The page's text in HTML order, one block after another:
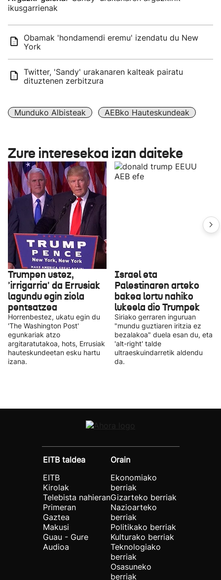
ikusgarrienak
Obamak 'hondamendi eremu' izendatu du New
York
Twitter, 'Sandy' urakanaren kalteak pairatu
dituztenen zerbitzura
Munduko Albisteak AEBko Hauteskundeak
Zure interesekoa izan daiteke
Trumpen ustez,
'irrigarria' da Errusiak
lagundu egin ziola
pentsatzea
Horrenbestez, ukatu egin du
'The Washington Post'
egunkariak atzo
argitaratutakoa, hots, Errusiak
hauteskundeetan esku hartu
izana.
Israel eta
Palestinaren arteko
bakea lortu nahiko
lukeela dio Trumpek
Siriako gerraren inguruan
"mundu guztiaren iritzia ez
bezalakoa" duela esan du, eta
'alt-right' talde
ultraeskuindarretik aldendu
da.
EITB taldea
EITB
Kirolak
Telebista nahieran
Primeran
Gaztea
Makusi
Guau - Gure
Audioa
Orain
Ekonomiako
berriak
Gizarteko berriak
Nazioarteko
berriak
Politikako berriak
Kulturako berriak
Teknologiako
berriak
Osasuneko
berriak